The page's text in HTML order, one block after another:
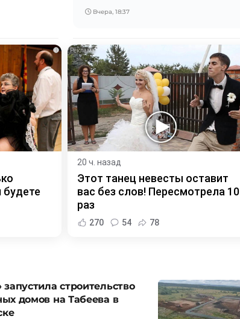
Вчера, 18:37
i
будете
20 ч. назад
Этот танец невесты оставит
вас без слов! Пересмотрела 10
раз
270 54 78
запустила строительство
домов на Табеева в